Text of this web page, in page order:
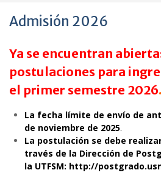
Admisión 2026
Ya se encuentran
postulaciones para
el primer semestre 2026.
La fecha límite de envío de
de noviembre de 2025.
La postulación se debe
través de la Dirección de
la UTFSM: http://